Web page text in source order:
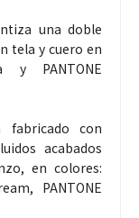
una doble
tela y cuero en
y PANTONE
con
acabados
en colores:
PANTONE